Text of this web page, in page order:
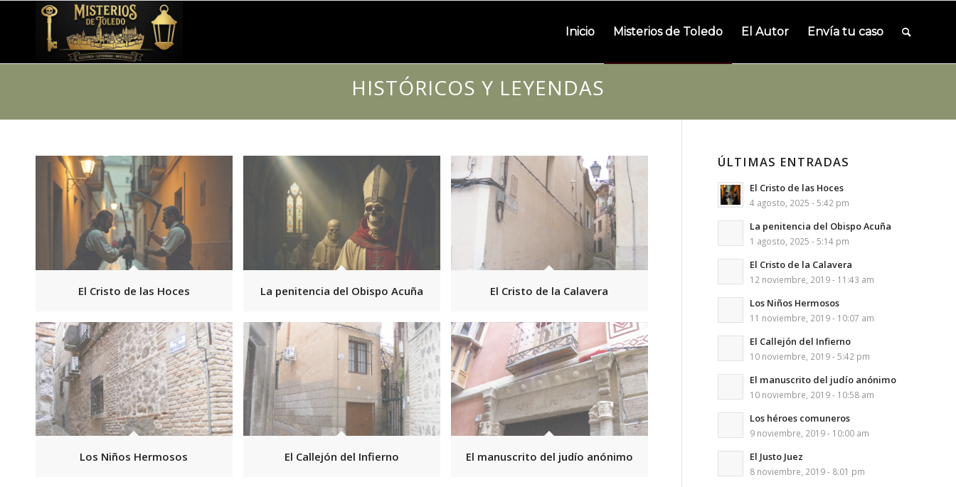
Inicio Misterios de Toledo El Autor Envía tu caso
HISTÓRICOS Y LEYENDAS
El Cristo de las Hoces La penitencia del Obispo Acuña El Cristo de la Calavera
Los Niños Hermosos El Callejón del Infierno El manuscrito del judío anónimo
ÚLTIMAS ENTRADAS
El Cristo de las Hoces
4 agosto, 2025 - 5:42 pm
La penitencia del Obispo Acuña
1 agosto, 2025 - 5:14 pm
El Cristo de la Calavera
12 noviembre, 2019 - 11:43 am
Los Niños Hermosos
11 noviembre, 2019 - 10:07 am
El Callejón del Infierno
10 noviembre, 2019 - 5:42 pm
El manuscrito del judío anónimo
10 noviembre, 2019 - 10:58 am
Los héroes comuneros
9 noviembre, 2019 - 10:00 am
El Justo Juez
8 noviembre, 2019 - 8:01 pm